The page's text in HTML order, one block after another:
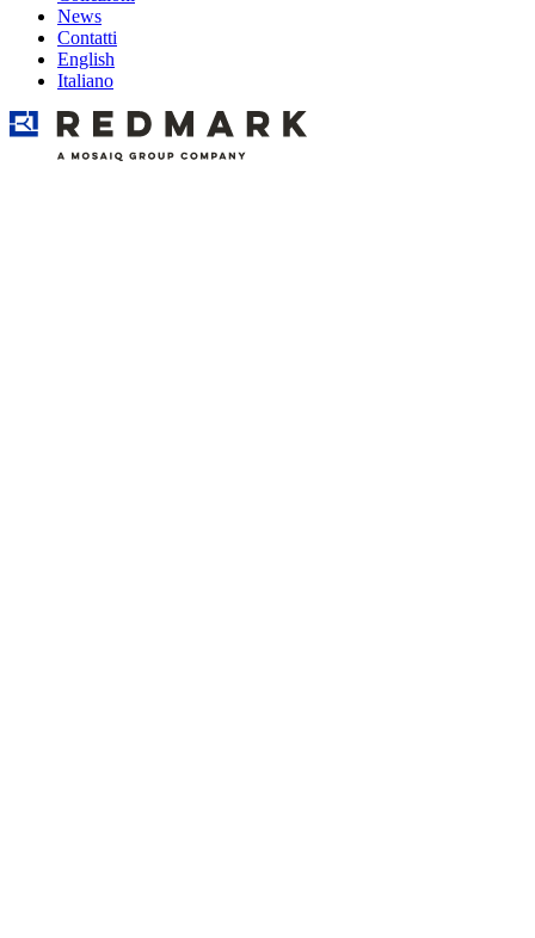
News
Contatti
English
Italiano